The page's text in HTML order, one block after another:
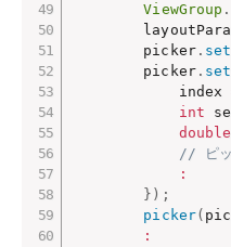
ViewGroup .
        picker
.
        picker
.
            index
int
double
// ピッ
:
} ) ;
picker(
: